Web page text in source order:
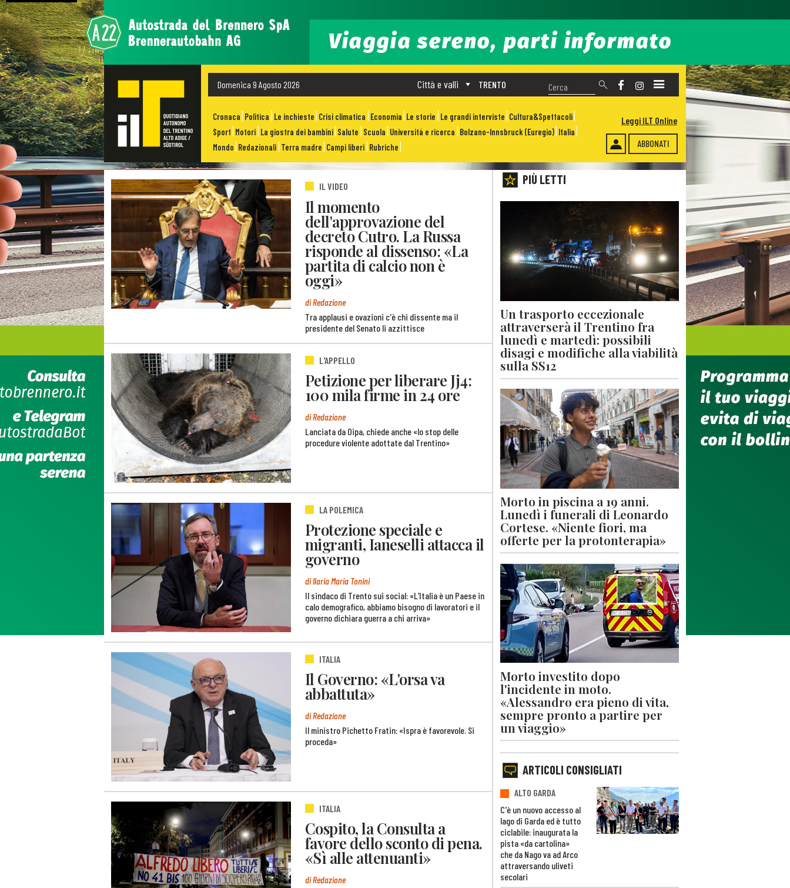
Domenica 9 Agosto 2026 TRENTO
Città e valli
Cronaca Politica Le inchieste Crisi climatica Economia Le storie Le grandi interviste Cultura&Spettacoli
Sport Motori La giostra dei bambini Salute Scuola Università e ricerca Bolzano-Innsbruck (Euregio) Italia
Mondo Redazionali Terra madre Campi liberi Rubriche ABBONATI
Leggi ILT Online
IL VIDEO
Il momento
dell'approvazione del
decreto Cutro. La Russa
risponde al dissenso: «La
partita di calcio non è
oggi»
di Redazione
Tra applausi e ovazioni c'è chi dissente ma il
presidente del Senato li azzittisce
L'APPELLO
Petizione per liberare Jj4:
100 mila firme in 24 ore
di Redazione
Lanciata da Oipa, chiede anche «lo stop delle
procedure violente adottate dal Trentino»
LA POLEMICA
Protezione speciale e
migranti, Ianeselli attacca il
governo
di Ilaria Maria Tonini
Il sindaco di Trento sui social: «L’Italia è un Paese in
calo demografico, abbiamo bisogno di lavoratori e il
governo dichiara guerra a chi arriva»
ITALIA
Il Governo: «L'orsa va
abbattuta»
di Redazione
Il ministro Pichetto Fratin: «Ispra è favorevole. Si
proceda»
ITALIA
Cospito, la Consulta a
favore dello sconto di pena.
«Sì alle attenuanti»
di Redazione
PIÙ LETTI
Un trasporto eccezionale
attraverserà il Trentino fra
lunedì e martedì: possibili
disagi e modifiche alla viabilità
sulla SS12
Morto in piscina a 19 anni.
Lunedì i funerali di Leonardo
Cortese. «Niente fiori, ma
offerte per la protonterapia»
Morto investito dopo
l'incidente in moto.
«Alessandro era pieno di vita,
sempre pronto a partire per
un viaggio»
ARTICOLI CONSIGLIATI
ALTO GARDA
C'è un nuovo accesso al
lago di Garda ed è tutto
ciclabile: inaugurata la
pista «da cartolina»
che da Nago va ad Arco
attraversando uliveti
secolari